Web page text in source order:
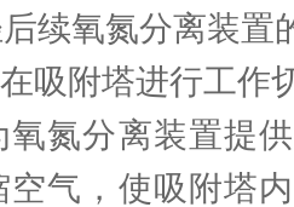
续氧氮分离装置
吸附塔进行工作
氧氮分离装置提
空气，使吸附塔